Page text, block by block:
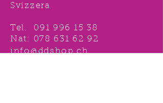
Svizzera
Tel. 091 996 15 38
Nat: 078 631 62 92
info@ddshop.ch